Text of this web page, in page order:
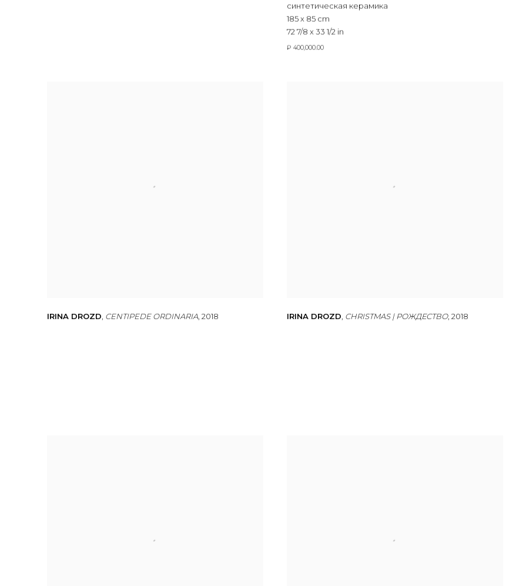
синтетическая керамика
185 x 85 cm
72 7/8 x 33 1/2 in
₽ 400,000.00
IRINA DROZD, CENTIPEDE ORDINARIA, 2018 IRINA DROZD, CHRISTMAS | РОЖДЕСТВО, 2018